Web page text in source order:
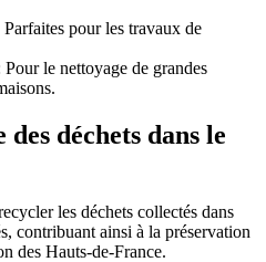
Parfaites pour les travaux de
Pour le nettoyage de grandes
déchets dans le
les déchets collectés dans
contribuant ainsi à la préservation
des Hauts-de-France.